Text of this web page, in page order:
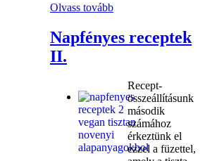
Olvass tovább
Napfényes receptek
II.
Recept-
összeállításunk
második
számához
érkeztünk el
ezzel a füzettel,